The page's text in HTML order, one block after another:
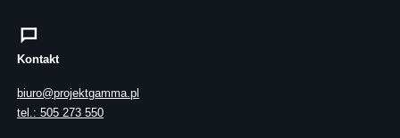
Kontakt
biuro@projektgamma.pl
tel.: 505 273 550